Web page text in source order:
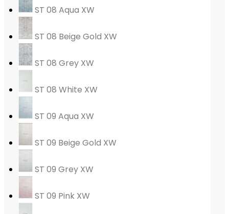
ST 08 Aqua XW
ST 08 Beige Gold XW
ST 08 Grey XW
ST 08 White XW
ST 09 Aqua XW
ST 09 Beige Gold XW
ST 09 Grey XW
ST 09 Pink XW